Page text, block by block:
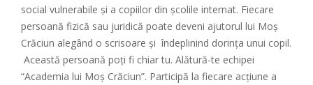
social vulnerabile și a copiilor din școlile internat. Fiecare
persoană fizică sau juridică poate deveni ajutorul lui Moș
Crăciun alegând o scrisoare și îndeplinind dorința unui copil.
Această persoană poți fi chiar tu. Alătură-te echipei
“Academia lui Moș Crăciun”. Participă la fiecare acțiune a